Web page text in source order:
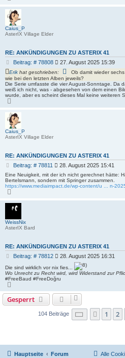
c
h
o
b
e
n
Caius_P
AsterIX Village Elder
RE: ANKÜNDIGUNGEN ZU ASTERIX 41
Beitrag: # 78808B
i
t
r
a
27. August 2025 15:39
Erik hat geschrieben:
Ob damit wieder
wie bei den letzten Alben jeweils?
Die Serie umfasste die vier August-Sonntage. Da
weiß ich nicht, was - abgesehen von dem einen
wurde, aber es scheint dieses Mal keine weiteren
h
o
b
e
n
Caius_P
AsterIX Village Elder
RE: ANKÜNDIGUNGEN ZU ASTERIX 41
Beitrag: # 78811 B
e
i
t
a
28. August 2025 15:41
Eine Neuigkeit, mit der ich nicht gerechnet hätte:
Bertelsmann, sondern mit Springer zusammen.
https://www.mediaimpact.de/wp-content/u ... n-
c
h
b
e
n
WeissNix
AsterIX Bard
RE: ANKÜNDIGUNGEN ZU ASTERIX 41
Beitrag: # 78812B
i
t
a
28. August 2025 16:31
Die sind wirklich vor nix fies...
Wo Unrecht zu Recht wird, wird Widerstand zur
#FreeBaud #FreeDoğru
c
h
o
Gesperrt
104 Beiträge Seite von
1 2
Hauptseite Forum Alle